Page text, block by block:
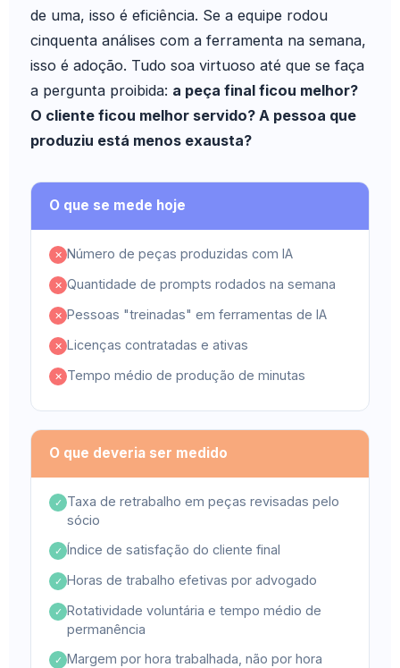
de uma, isso é eficiência. Se a equipe rodou
cinquenta análises com a ferramenta na semana,
isso é adoção. Tudo soa virtuoso até que se faça
a pergunta proibida: a peça final ficou melhor?
O cliente ficou melhor servido? A pessoa que
produziu está menos exausta?
O que se mede hoje
✕ Número de peças produzidas com IA
✕ Quantidade de prompts rodados na semana
✕ Pessoas "treinadas" em ferramentas de IA
✕ Licenças contratadas e ativas
✕ Tempo médio de produção de minutas
O que deveria ser medido
✓ Taxa de retrabalho em peças revisadas pelo
sócio
✓ Índice de satisfação do cliente final
✓ Horas de trabalho efetivas por advogado
✓ Rotatividade voluntária e tempo médio de
permanência
✓ Margem por hora trabalhada, não por hora